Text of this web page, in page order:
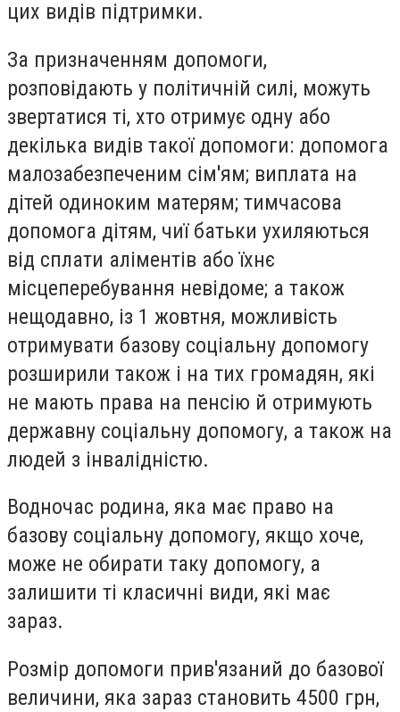
цих видів підтримки.
За призначенням допомоги,
розповідають у політичній силі, можуть
звертатися ті, хто отримує одну або
декілька видів такої допомоги: допомога
малозабезпеченим сім'ям; виплата на
дітей одиноким матерям; тимчасова
допомога дітям, чиї батьки ухиляються
від сплати аліментів або їхнє
місцеперебування невідоме; а також
нещодавно, із 1 жовтня, можливість
отримувати базову соціальну допомогу
розширили також і на тих громадян, які
не мають права на пенсію й отримують
державну соціальну допомогу, а також на
людей з інвалідністю.
Водночас родина, яка має право на
базову соціальну допомогу, якщо хоче,
може не обирати таку допомогу, а
залишити ті класичні види, які має
зараз.
Розмір допомоги прив'язаний до базової
величини, яка зараз становить 4500 грн,